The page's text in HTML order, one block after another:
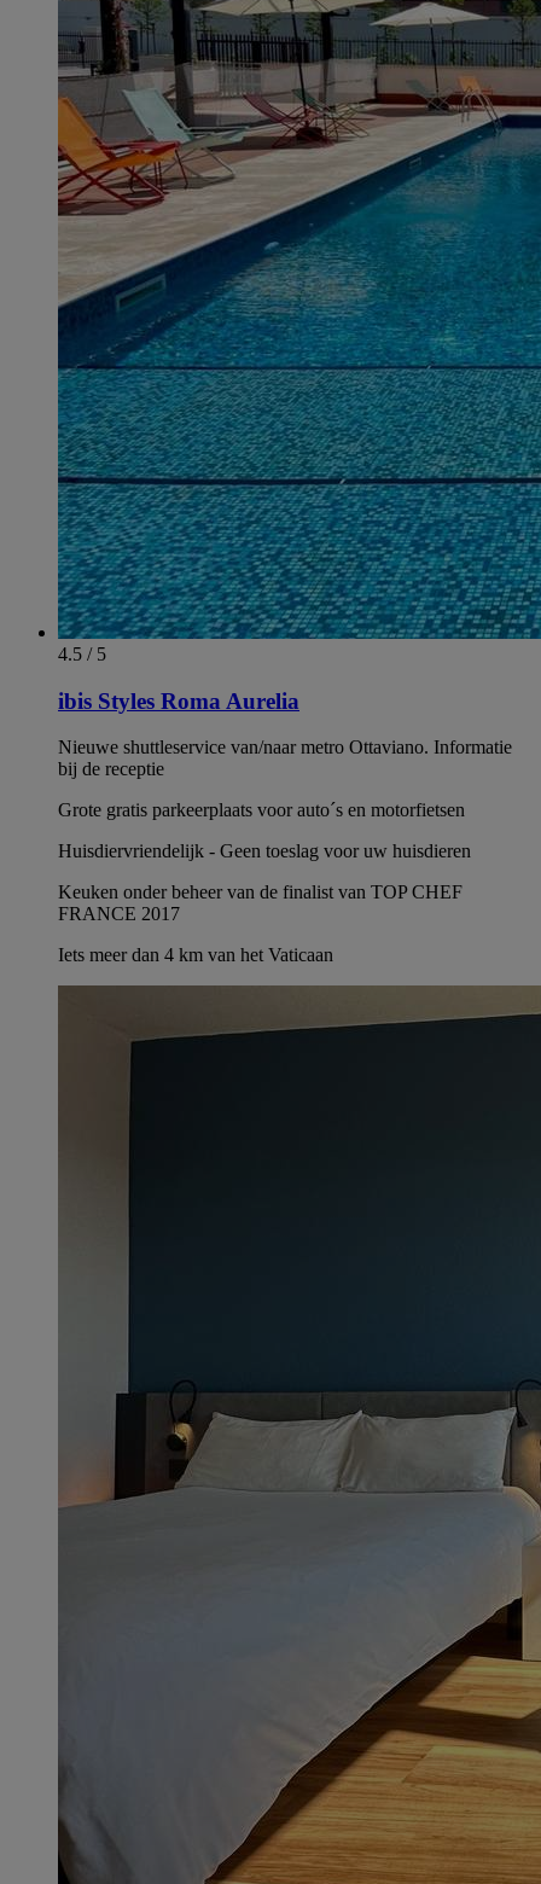
4.5 / 5
ibis Styles Roma Aurelia
Nieuwe shuttleservice van/naar metro Ottaviano. Informatie
bij de receptie
Grote gratis parkeerplaats voor auto´s en motorfietsen
Huisdiervriendelijk - Geen toeslag voor uw huisdieren
Keuken onder beheer van de finalist van TOP CHEF
FRANCE 2017
Iets meer dan 4 km van het Vaticaan